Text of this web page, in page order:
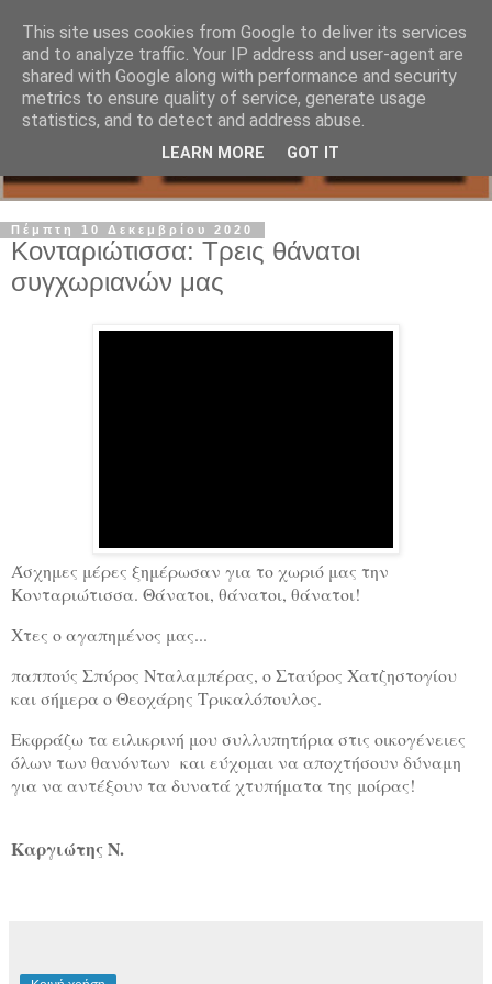
Πέμπτη 10 Δεκεμβρίου 2020
Κονταριώτισσα: Τρεις θάνατοι
συγχωριανών μας
Άσχημες μέρες ξημέρωσαν για το χωριό μας την
Κονταριώτισσα. Θάνατοι, θάνατοι, θάνατοι!
Χτες ο αγαπημένος μας...
παππούς Σπύρος Νταλαμπέρας, ο Σταύρος Χατζηστογίου
και σήμερα ο Θεοχάρης Τρικαλόπουλος.
Εκφράζω τα ειλικρινή μου συλλυπητήρια στις οικογένειες
όλων των θανόντων και εύχομαι να αποχτήσουν δύναμη
για να αντέξουν τα δυνατά χτυπήματα της μοίρας!
Καργιώτης Ν.
This site uses cookies from Google to deliver its services
and to analyze traffic. Your IP address and user-agent are
shared with Google along with performance and security
metrics to ensure quality of service, generate usage
statistics, and to detect and address abuse.
LEARN MORE GOT IT